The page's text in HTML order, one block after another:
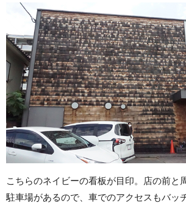
こちらのネイビーの看板が目印。店の前と
駐車場があるので、車でのアクセスもバッ